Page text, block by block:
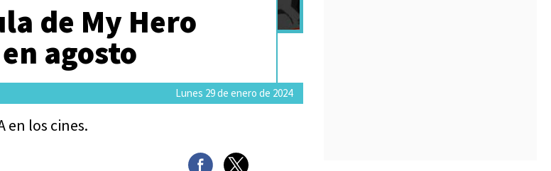
de My Hero
agosto
Lunes 29 de enero de 2024
en los cines.